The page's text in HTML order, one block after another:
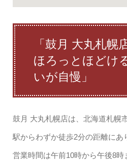
「鼓月 大丸札幌
ほろっとほどけ
いが自慢」
鼓月 大丸札幌店は、北海道札幌
駅からわずか徒歩2分の距離にあ
営業時間は午前10時から午後8時